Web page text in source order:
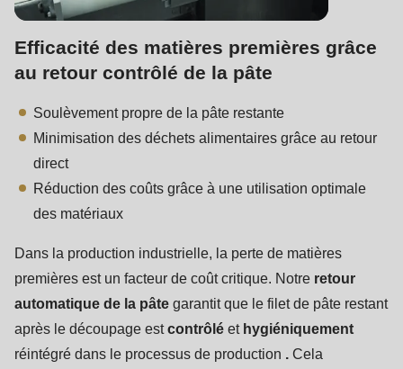
Efficacité des matières premières grâce
au retour contrôlé de la pâte
Soulèvement propre de la pâte restante
Minimisation des déchets alimentaires grâce au retour
direct
Réduction des coûts grâce à une utilisation optimale
des matériaux
Dans la production industrielle, la perte de matières
premières est un facteur de coût critique. Notre retour
automatique de la pâte garantit que le filet de pâte restant
après le découpage estcontrôlé et hygiéniquement
réintégré dans le processus de production . Cela